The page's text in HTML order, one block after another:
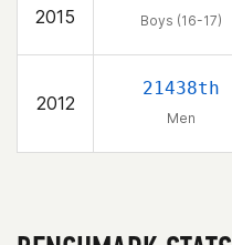
2015 Boys (16-17)
2012
21438th
Men